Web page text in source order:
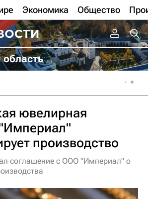
Экономика Общество
ювелирная
производство
соглашение с ООО "Империал" о